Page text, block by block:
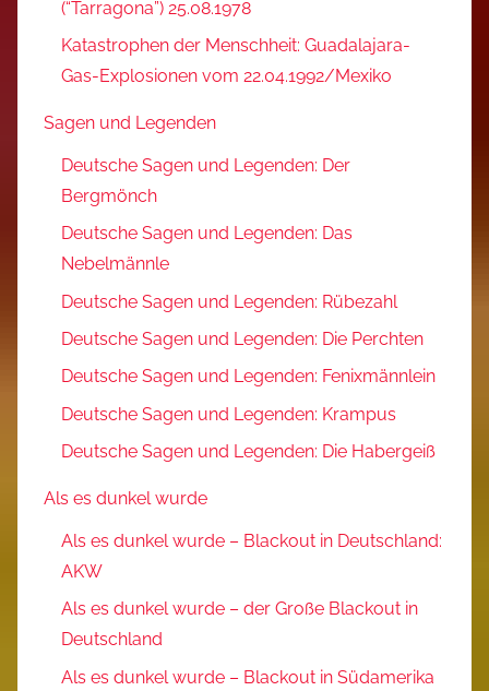
(“Tarragona”) 25.08.1978
Katastrophen der Menschheit: Guadalajara-
Gas-Explosionen vom 22.04.1992/Mexiko
Sagen und Legenden
Deutsche Sagen und Legenden: Der
Bergmönch
Deutsche Sagen und Legenden: Das
Nebelmännle
Deutsche Sagen und Legenden: Rübezahl
Deutsche Sagen und Legenden: Die Perchten
Deutsche Sagen und Legenden: Fenixmännlein
Deutsche Sagen und Legenden: Krampus
Deutsche Sagen und Legenden: Die Habergeiß
Als es dunkel wurde
Als es dunkel wurde – Blackout in Deutschland:
AKW
Als es dunkel wurde – der Große Blackout in
Deutschland
Als es dunkel wurde – Blackout in Südamerika